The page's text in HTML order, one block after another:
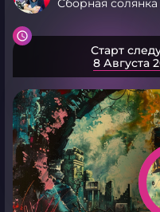
Сборная солянка
Старт
8 Августа